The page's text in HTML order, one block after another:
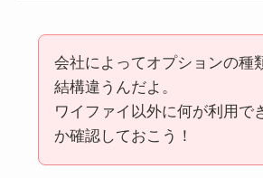
会社によってオプションの種
結構違うんだよ。
ワイファイ以外に何が利用で
か確認しておこう！